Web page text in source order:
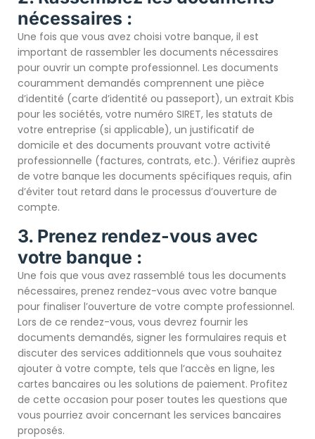
nécessaires :
Une fois que vous avez choisi votre banque, il est
important de rassembler les documents nécessaires
pour ouvrir un compte professionnel. Les documents
couramment demandés comprennent une pièce
d’identité (carte d’identité ou passeport), un extrait Kbis
pour les sociétés, votre numéro SIRET, les statuts de
votre entreprise (si applicable), un justificatif de
domicile et des documents prouvant votre activité
professionnelle (factures, contrats, etc.). Vérifiez auprès
de votre banque les documents spécifiques requis, afin
d’éviter tout retard dans le processus d’ouverture de
compte.
3. Prenez rendez-vous avec
votre banque :
Une fois que vous avez rassemblé tous les documents
nécessaires, prenez rendez-vous avec votre banque
pour finaliser l’ouverture de votre compte professionnel.
Lors de ce rendez-vous, vous devrez fournir les
documents demandés, signer les formulaires requis et
discuter des services additionnels que vous souhaitez
ajouter à votre compte, tels que l’accès en ligne, les
cartes bancaires ou les solutions de paiement. Profitez
de cette occasion pour poser toutes les questions que
vous pourriez avoir concernant les services bancaires
proposés.